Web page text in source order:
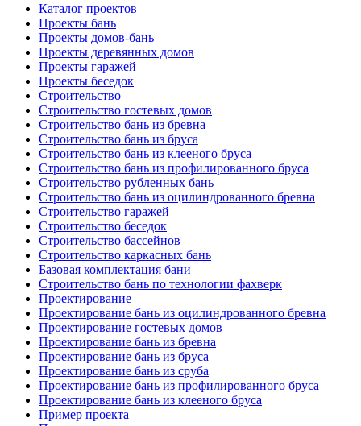
Каталог проектов
Проекты бань
Проекты домов-бань
Проекты деревянных домов
Проекты гаражей
Проекты беседок
Строительство
Строительство гостевых домов
Строительство бань из бревна
Строительство бань из бруса
Строительство бань из клееного бруса
Строительство бань из профилированного бруса
Строительство рубленных бань
Строительство бань из оцилиндрованного бревна
Строительство гаражей
Строительство беседок
Строительство бассейнов
Строительство каркасных бань
Базовая комплектация бани
Строительство бань по технологии фахверк
Проектирование
Проектирование бань из оцилиндрованного бревна
Проектирование гостевых домов
Проектирование бань из бревна
Проектирование бань из бруса
Проектирование бань из сруба
Проектирование бань из профилированного бруса
Проектирование бань из клееного бруса
Пример проекта